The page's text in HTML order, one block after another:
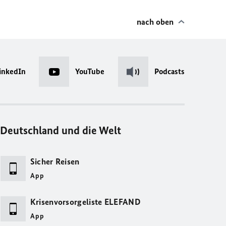
nach oben
YouTube Podcasts
Deutschland und die Welt
Sicher Reisen
App
Krisenvorsorgeliste ELEFAND
App